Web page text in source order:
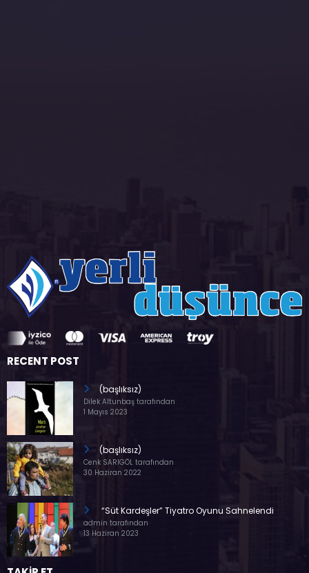
RECENT POST
(başlıksız)
Dilek Altunbaş tarafından
1 Mayıs 2023
(başlıksız)
Cenk SARIGÖL tarafından
30 Haziran 2022
“Süt Kardeşler” Tiyatro Oyunu Sahnelendi
admin tarafından
13 Haziran 2023